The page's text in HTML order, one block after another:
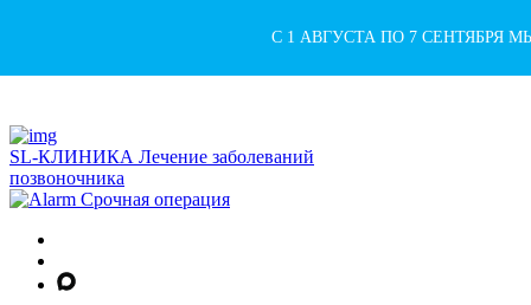
С 1 АВГУСТА ПО 7 СЕНТЯБРЯ
SL-КЛИНИКА Лечение заболеваний
позвоночника
Срочная операция